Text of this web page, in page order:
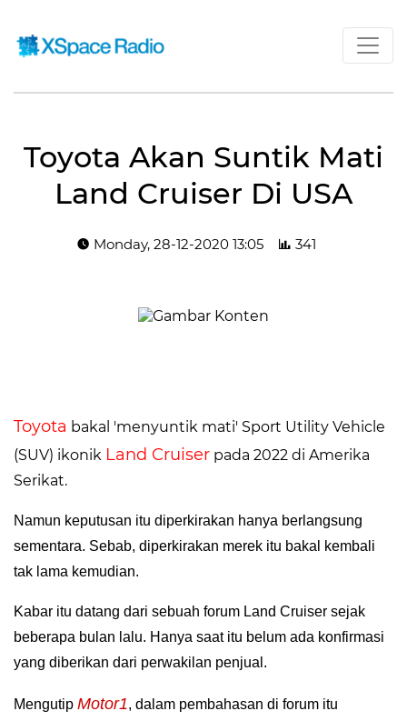
Toyota Akan Suntik Mati
Land Cruiser Di USA
Monday, 28-12-2020 13:05 341
Toyota bakal 'menyuntik mati' Sport Utility Vehicle
(SUV) ikonik Land Cruiser pada 2022 di Amerika
Serikat.
Namun keputusan itu diperkirakan hanya berlangsung
sementara. Sebab, diperkirakan merek itu bakal kembali
tak lama kemudian.
Kabar itu datang dari sebuah forum Land Cruiser sejak
beberapa bulan lalu. Hanya saat itu belum ada konfirmasi
yang diberikan dari perwakilan penjual.
Mengutip Motor1, dalam pembahasan di forum itu